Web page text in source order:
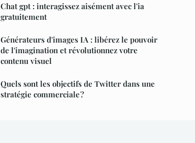
Chat gpt : interagissez aisément avec l'ia
gratuitement
Générateurs d'images IA : libérez le pouvoir
de l'imagination et révolutionnez votre
contenu visuel
Quels sont les objectifs de Twitter dans une
stratégie commerciale ?